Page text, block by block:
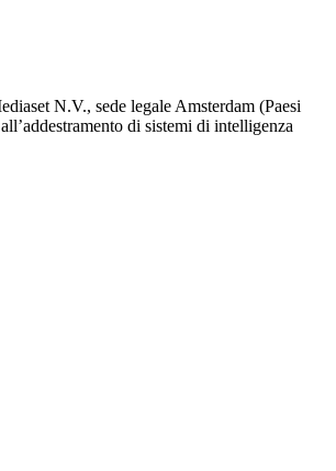
N.V., sede legale Amsterdam (Paesi
di sistemi di intelligenza